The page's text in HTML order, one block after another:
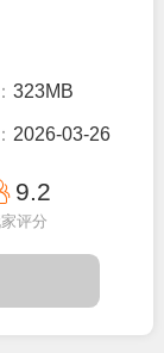
323MB
2026-03-26
9.2
评分